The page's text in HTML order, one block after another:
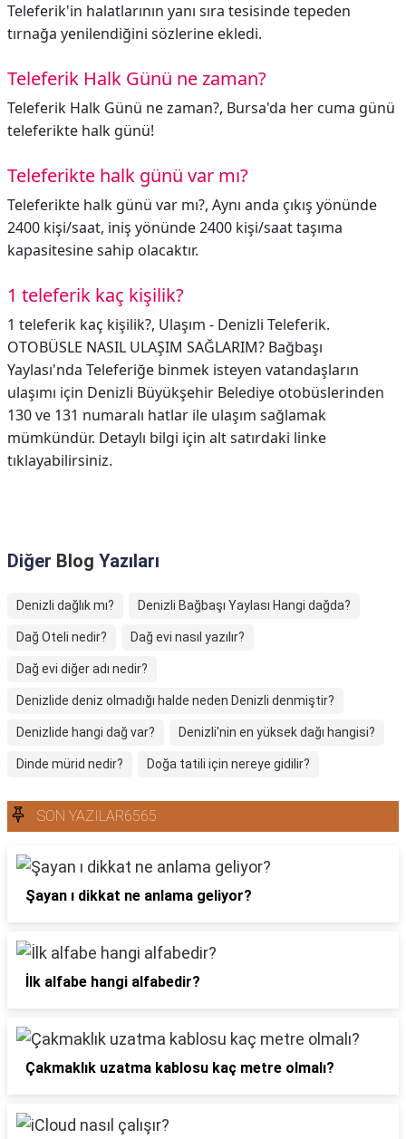
Teleferik'in halatlarının yanı sıra tesisinde tepeden
tırnağa yenilendiğini sözlerine ekledi.
Teleferik Halk Günü ne zaman?
Teleferik Halk Günü ne zaman?, Bursa'da her cuma günü
teleferikte halk günü!
Teleferikte halk günü var mı?
Teleferikte halk günü var mı?, Aynı anda çıkış yönünde
2400 kişi/saat, iniş yönünde 2400 kişi/saat taşıma
kapasitesine sahip olacaktır.
1 teleferik kaç kişilik?
1 teleferik kaç kişilik?, Ulaşım - Denizli Teleferik.
OTOBÜSLE NASIL ULAŞIM SAĞLARIM? Bağbaşı
Yaylası'nda Teleferiğe binmek isteyen vatandaşların
ulaşımı için Denizli Büyükşehir Belediye otobüslerinden
130 ve 131 numaralı hatlar ile ulaşım sağlamak
mümkündür. Detaylı bilgi için alt satırdaki linke
tıklayabilirsiniz.
Diğer Blog Yazıları
Denizli dağlık mı? Denizli Bağbaşı Yaylası Hangi dağda?
Dağ Oteli nedir? Dağ evi nasıl yazılır?
Dağ evi diğer adı nedir?
Denizlide deniz olmadığı halde neden Denizli denmiştir?
Denizlide hangi dağ var? Denizli'nin en yüksek dağı hangisi?
Dinde mürid nedir? Doğa tatili için nereye gidilir?
SON YAZILAR6565
Şayan ı dikkat ne anlama geliyor?
İlk alfabe hangi alfabedir?
Çakmaklık uzatma kablosu kaç metre olmalı?